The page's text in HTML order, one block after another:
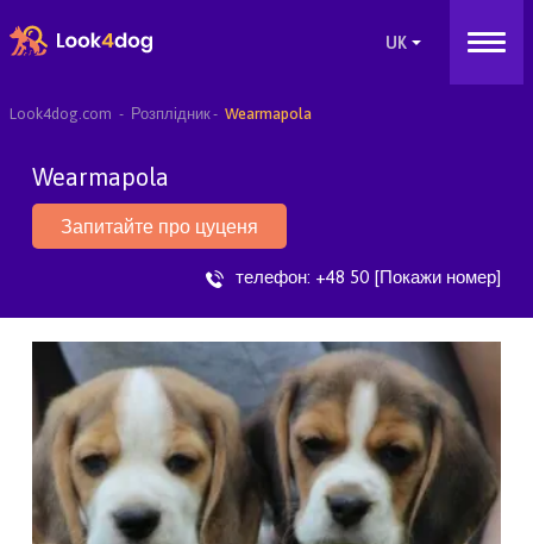
Look4dog.com Розплідник Wearmapola
Wearmapola
Запитайте про цуценя
телефон: +48 50 [Покажи номер]